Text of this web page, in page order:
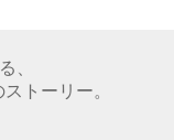
、
トーリー。